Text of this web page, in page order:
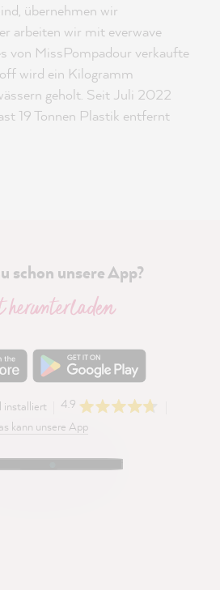
übernehmen wir
arbeiten wir mit everwave
von MissPompadour verkaufte
wird ein Kilogramm
geholt. Seit Juli 2022
19 Tonnen Plastik entfernt
schon unsere App?
4.9
kann unsere App